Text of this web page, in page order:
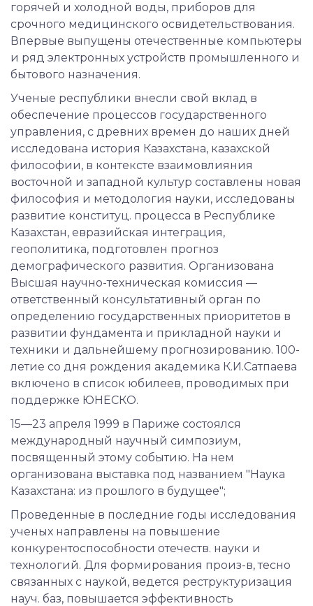
горячей и холодной воды, приборов для
срочного медицинского освидетельствования.
Впервые выпущены отечественные компьютеры
и ряд электронных устройств промышленного и
бытового назначения.
Ученые республики внесли свой вклад в
обеспечение процессов государственного
управления, с древних времен до наших дней
исследована история Казахстана, казахской
философии, в контексте взаимовлияния
восточной и западной культур составлены новая
философия и методология науки, исследованы
развитие конституц. процесса в Республике
Казахстан, евразийская интеграция,
геополитика, подготовлен прогноз
демографического развития. Организована
Высшая научно-техническая комиссия —
ответственный консультативный орган по
определению государственных приоритетов в
развитии фундамента и прикладной науки и
техники и дальнейшему прогнозированию. 100-
летие со дня рождения академика К.И.Сатпаева
включено в список юбилеев, проводимых при
поддержке ЮНЕСКО.
15—23 апреля 1999 в Париже состоялся
международный научный симпозиум,
посвященный этому событию. На нем
организована выставка под названием "Наука
Казахстана: из прошлого в будущее";
Проведенные в последние годы исследования
ученых направлены на повышение
конкурентоспособности отечеств. науки и
технологий. Для формирования произ-в, тесно
связанных с наукой, ведется реструктуризация
науч. баз, повышается эффективность